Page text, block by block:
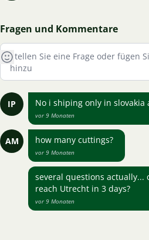
Fragen und Kommentare
IP No i shiping only in slovakia
vor 9 Monaten
AM how many cuttings?
vor 9 Monaten
several questions
reach Utrecht in 3 days?
vor 9 Monaten